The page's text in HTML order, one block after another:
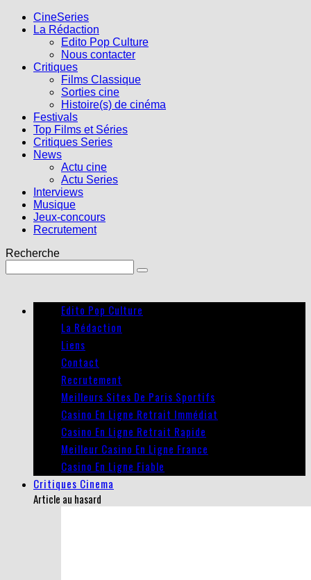
CineSeries
La Rédaction
Edito Pop Culture
Nous contacter
Critiques
Films Classique
Sorties cine
Histoire(s) de cinéma
Festivals
Top Films et Séries
Critiques Series
News
Actu cine
Actu Series
Interviews
Musique
Jeux-concours
Recrutement
Recherche
Edito Pop Culture
La Rédaction
Liens
Contact
Recrutement
Meilleurs Sites De Paris Sportifs
Casino En Ligne Retrait Immédiat
Casino En Ligne Retrait Rapide
Meilleur Casino En Ligne France
Casino En Ligne Fiable
Critiques Cinema
Article au hasard